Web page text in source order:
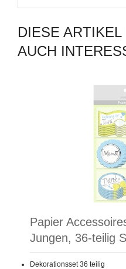
DIESE
AUCH
Papier
Jungen, 36-teilig
Dekorationsset 36 teilig